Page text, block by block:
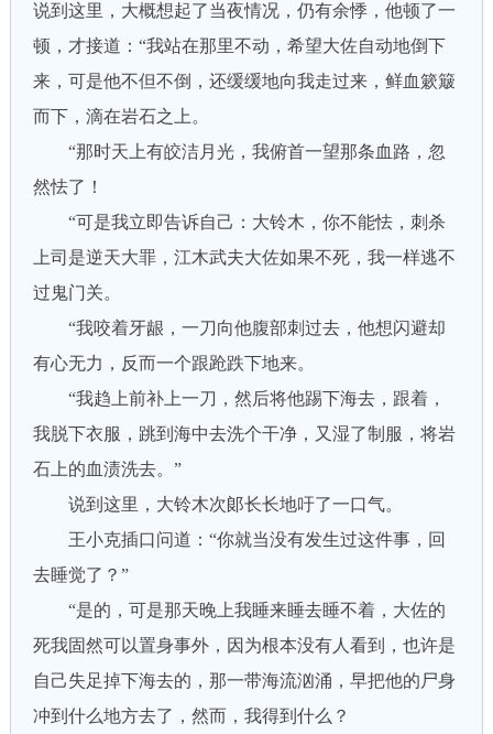
说到这里，大概想起了当夜情况，仍有余悸，他顿了一
顿，才接道：“我站在那里不动，希望大佐自动地倒下
来，可是他不但不倒，还缓缓地向我走过来，鲜血簌簸
而下，滴在岩石之上。
“那时天上有皎洁月光，我俯首一望那条血路，忽
然怯了！
“可是我立即告诉自己：大铃木，你不能怯，刺杀
上司是逆天大罪，江木武夫大佐如果不死，我一样逃不
过鬼门关。
“我咬着牙龈，一刀向他腹部刺过去，他想闪避却
有心无力，反而一个跟跄跌下地来。
“我趋上前补上一刀，然后将他踢下海去，跟着，
我脱下衣服，跳到海中去洗个干净，又湿了制服，将岩
石上的血渍洗去。”
说到这里，大铃木次郞长长地吁了一口气。
王小克插口问道：“你就当没有发生过这件事，回
去睡觉了？”
“是的，可是那天晚上我睡来睡去睡不着，大佐的
死我固然可以置身事外，因为根本没有人看到，也许是
自己失足掉下海去的，那一带海流汹涌，早把他的尸身
冲到什么地方去了，然而，我得到什么？